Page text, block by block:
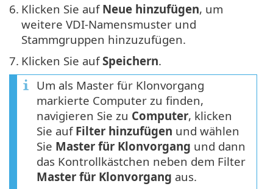
6. Klicken Sie auf Neue hinzufügen, um
weitere VDI-Namensmuster und
Stammgruppen hinzuzufügen.
7. Klicken Sie aufSpeichern.
Um als Master für Klonvorgang
markierte Computer zu finden,
navigieren Sie zu Computer, klicken
Sie auf Filter hinzufügen und wählen
Sie Master für Klonvorgang und dann
das Kontrollkästchen neben dem Filter
Master für Klonvorgang aus.